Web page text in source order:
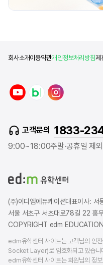
회사소개이용약관개인정보처리방침제
u
n
a
r
l
a
고객문의 1833-
9:00~18:00주말·공휴일 제외
(주)이디엠에듀케이션대표이사: 서
서울 서초구 서초대로78길 22 홍
COPYRIGHT edm
edm유학센터 사이트는 고객님의 안
Socket Layer)로 암호화되고 있습니
edm유학센터 사이트는 회원님의 정